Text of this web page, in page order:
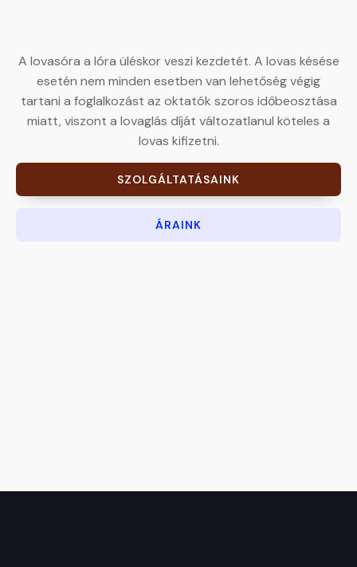
A lovasóra a lóra üléskor veszi kezdetét. A lovas késése
esetén nem minden esetben van lehetőség végig
tartani a foglalkozást az oktatók szoros időbeosztása
miatt, viszont a lovaglás díját változatlanul köteles a
lovas kifizetni.
SZOLGÁLTATÁSAINK
ÁRAINK